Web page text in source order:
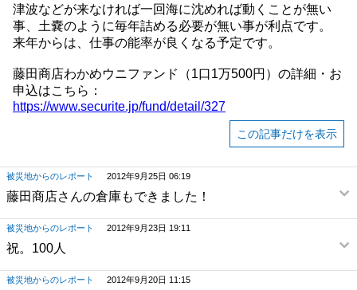
津波などが来なければ一回海に沈めれば動くことが無い
事、土嚢のように毎年詰める必要が無い事が利点です。
来年からは、仕事の能率が良くなる予定です。
藤田商店わかめウニファンド（1口1万500円）の詳細・お
申込はこちら：
https://www.securite.jp/fund/detail/327
この記事だけを表示
被災地からのレポート 2012年9月25日 06:19
藤田商店さんの倉庫もできました！
被災地からのレポート 2012年9月23日 19:11
祝。100人
被災地からのレポート 2012年9月20日 11:15